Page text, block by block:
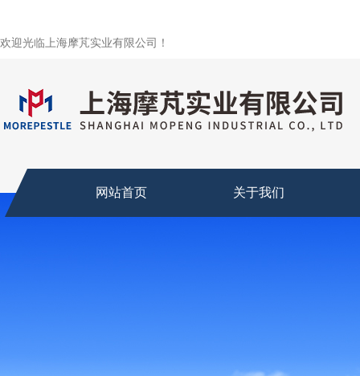
欢迎光临上海摩芃实业有限公司！
网站首页 关于我们